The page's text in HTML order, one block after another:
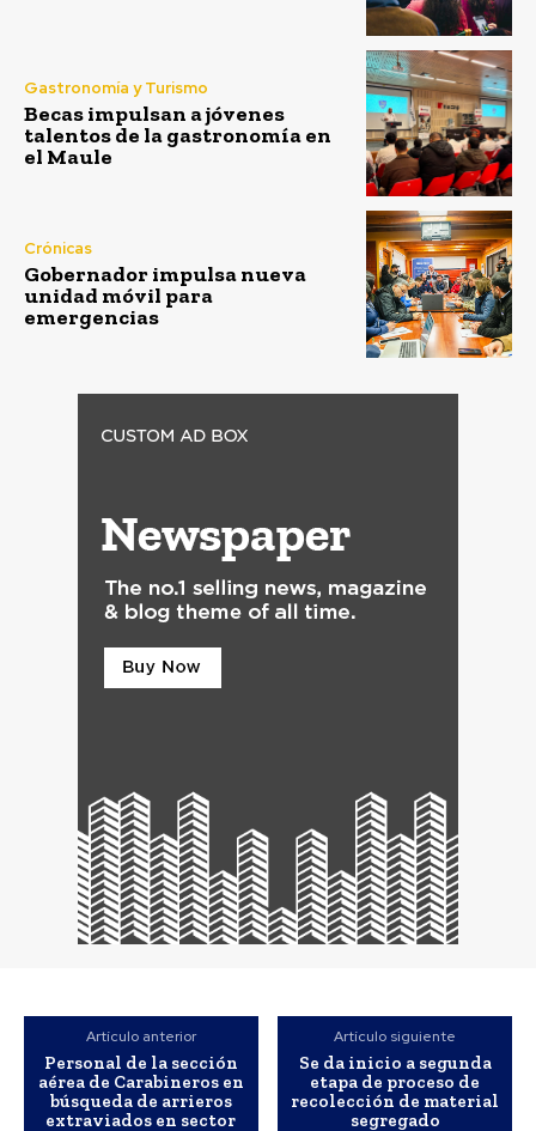
Gastronomía y Turismo
Becas impulsan a jóvenes
talentos de la gastronomía en
el Maule
Crónicas
Gobernador impulsa nueva
unidad móvil para
emergencias
Artículo anterior
Personal de la sección
aérea de Carabineros en
búsqueda de arrieros
extraviados en sector
Artículo siguiente
Se da inicio a segunda
etapa de proceso de
recolección de material
segregado